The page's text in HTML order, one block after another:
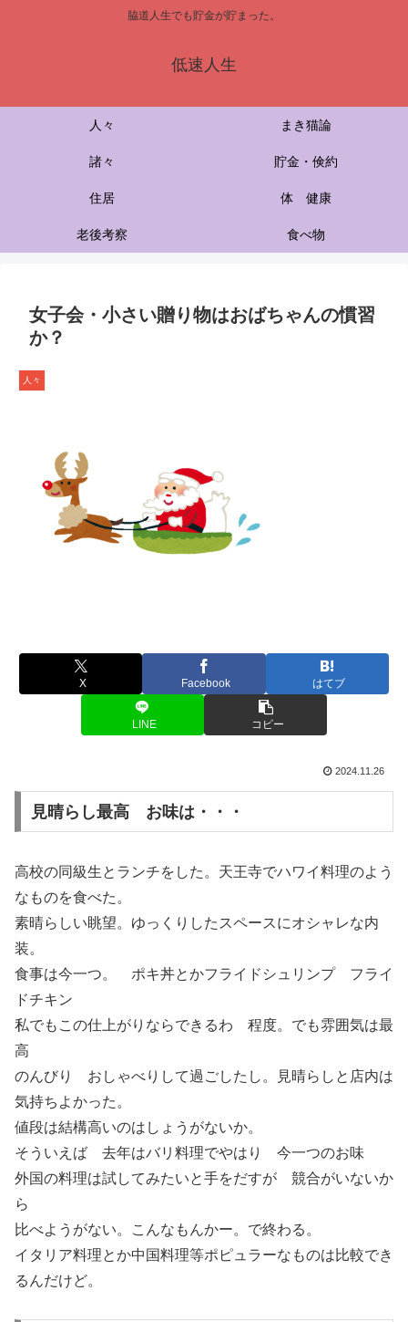
脇道人生でも貯金が貯まった。
低速人生
人々 まき猫論
諸々 貯金・倹約
住居 体 健康
老後考察 食べ物
女子会・小さい贈り物はおばちゃんの慣習
か？
人々
X Facebook はてブ
LINE コピー
2024.11.26
見晴らし最高 お味は・・・
高校の同級生とランチをした。天王寺でハワイ料理のよう
なものを食べた。
素晴らしい眺望。ゆっくりしたスペースにオシャレな内
装。
食事は今一つ。 ポキ丼とかフライドシュリンプ フライ
ドチキン
私でもこの仕上がりならできるわ 程度。でも雰囲気は最
高
のんびり おしゃべりして過ごしたし。見晴らしと店内は
気持ちよかった。
値段は結構高いのはしょうがないか。
そういえば 去年はバリ料理でやはり 今一つのお味
外国の料理は試してみたいと手をだすが 競合がいないか
ら
比べようがない。こんなもんかー。で終わる。
イタリア料理とか中国料理等ポピュラーなものは比較でき
るんだけど。